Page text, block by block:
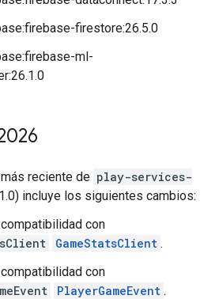
firestore:26.5.0
ml-
reciente de play-services-
incluye los siguientes cambios:
con
GameStatsClient .
con
PlayerGameEvent .